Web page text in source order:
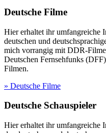
Deutsche Filme
Hier erhaltet ihr umfangreiche
deutschen und
mich vorrangig mit DDR-
Deutschen Fernsehfunks
Filmen.
» Deutsche Filme
Deutsche Schauspieler
Hier erhaltet ihr umfangreiche